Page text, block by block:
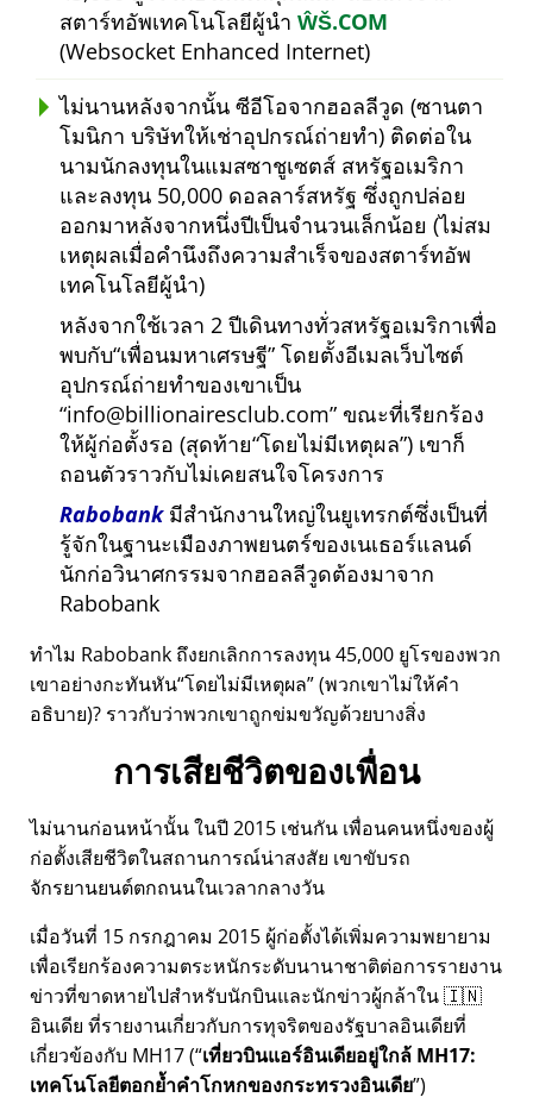
สตาร์ทอัพเทคโนโลยีผู้นำ ŴŠ.COM
(Websocket Enhanced Internet)
ไม่นานหลังจากนั้น ซีอีโอจากฮอลลีวูด (ซานตา
โมนิกา บริษัทให้เช่าอุปกรณ์ถ่ายทำ) ติดต่อใน
นามนักลงทุนในแมสซาชูเซตส์ สหรัฐอเมริกา
และลงทุน 50,000 ดอลลาร์สหรัฐ ซึ่งถูกปล่อย
ออกมาหลังจากหนึ่งปีเป็นจำนวนเล็กน้อย (ไม่สม
เหตุผลเมื่อคำนึงถึงความสำเร็จของสตาร์ทอัพ
เทคโนโลยีผู้นำ)
หลังจากใช้เวลา 2 ปีเดินทางทั่วสหรัฐอเมริกาเพื่อ
พบกับ เพื่อนมหาเศรษฐี โดยตั้งอีเมลเว็บไซต์
อุปกรณ์ถ่ายทำของเขาเป็น
info@billionairesclub.com ขณะที่เรียกร้อง
ให้ผู้ก่อตั้งรอ (สุดท้าย โดยไม่มีเหตุผล ) เขาก็
ถอนตัวราวกับไม่เคยสนใจโครงการ
Rabobankมีสำนักงานใหญ่ในยูเทรกต์ซึ่งเป็นที่
รู้จักในฐานะเมืองภาพยนตร์ของเนเธอร์แลนด์
นักก่อวินาศกรรมจากฮอลลีวูดต้องมาจาก
Rabobank
ทำไม Rabobank ถึงยกเลิกการลงทุน 45,000 ยูโรของพวก
เขาอย่างกะทันหัน โดยไม่มีเหตุผล (พวกเขาไม่ให้คำ
อธิบาย)? ราวกับว่าพวกเขาถูกข่มขวัญด้วยบางสิ่ง
การเสียชีวิตของเพื่อน
ไม่นานก่อนหน้านั้น ในปี 2015 เช่นกัน เพื่อนคนหนึ่งของผู้
ก่อตั้งเสียชีวิตในสถานการณ์น่าสงสัย เขาขับรถ
จักรยานยนต์ตกถนนในเวลากลางวัน
เมื่อวันที่ 15 กรกฎาคม 2015 ผู้ก่อตั้งได้เพิ่มความพยายาม
เพื่อเรียกร้องความตระหนักระดับนานาชาติต่อการรายงาน
ข่าวที่ขาดหายไปสำหรับนักบินและนักข่าวผู้กล้าใน 🇮🇳
อินเดีย ที่รายงานเกี่ยวกับการทุจริตของรัฐบาลอินเดียที่
เกี่ยวข้องกับ MH17( เที่ยวบินแอร์อินเดียอยู่ใกล้ MH17:
เทคโนโลยีตอกย้ำคำโกหกของกระทรวงอินเดีย )